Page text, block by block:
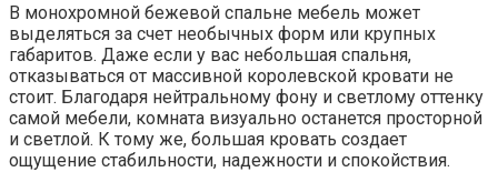
В монохромной бежевой спальне мебель может
выделяться за счет необычных форм или крупных
габаритов. Даже если у вас небольшая спальня,
отказываться от массивной королевской кровати не
стоит. Благодаря нейтральному фону и светлому оттенку
самой мебели, комната визуально останется просторной
и светлой. К тому же, большая кровать создает
ощущение стабильности, надежности и спокойствия.